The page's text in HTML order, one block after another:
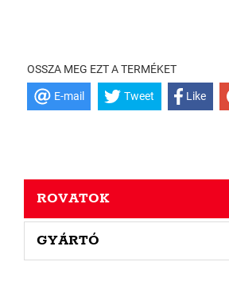
OSSZA MEG EZT A TERMÉKET
E-mail Tweet Like
ROVATOK
GYÁRTÓ